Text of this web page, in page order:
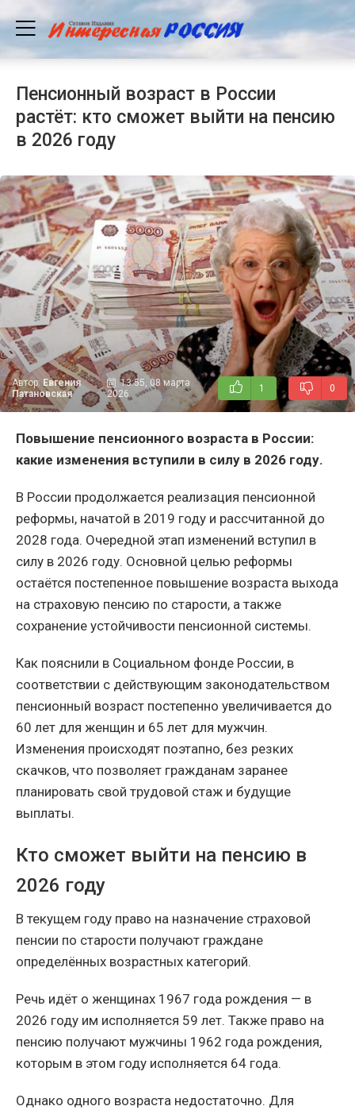
Пенсионный возраст в России
растёт: кто сможет выйти на пенсию
в 2026 году
Автор: Евгения
Патановская
13:55, 08 марта
2026
1 0
Повышение пенсионного возраста в России:
какие изменения вступили в силу в 2026 году.
В России продолжается реализация пенсионной
реформы, начатой в 2019 году и рассчитанной до
2028 года. Очередной этап изменений вступил в
силу в 2026 году. Основной целью реформы
остаётся постепенное повышение возраста выхода
на страховую пенсию по старости, а также
сохранение устойчивости пенсионной системы.
Как пояснили в Социальном фонде России, в
соответствии с действующим законодательством
пенсионный возраст постепенно увеличивается до
60 лет для женщин и 65 лет для мужчин.
Изменения происходят поэтапно, без резких
скачков, что позволяет гражданам заранее
планировать свой трудовой стаж и будущие
выплаты.
Кто сможет выйти на пенсию в
2026 году
В текущем году право на назначение страховой
пенсии по старости получают граждане
определённых возрастных категорий.
Речь идёт о женщинах 1967 года рождения — в
2026 году им исполняется 59 лет. Также право на
пенсию получают мужчины 1962 года рождения,
которым в этом году исполняется 64 года.
Однако одного возраста недостаточно. Для